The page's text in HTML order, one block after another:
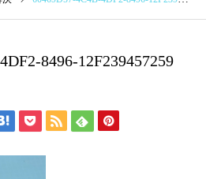
8496-12F239457259